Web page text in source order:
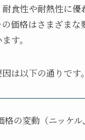
食性や耐熱性に優
価格はさまざまな
す。
は以下の通りです。
格の変動（ニッケ